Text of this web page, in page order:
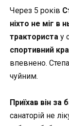
Через 5 років
ніхто не міг в
тракториста у
спортивний
впевнено.
чуйним.
Приїхав він за
санаторій не